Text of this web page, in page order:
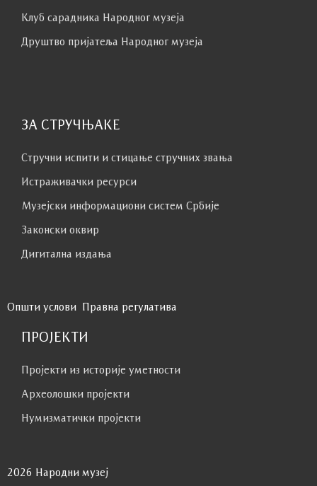
Клуб сaрaдникa Народног музеја
Друштво пријатеља Народног музеја
ЗА СТРУЧЊАКЕ
Стручни испити и стицање стручних звања
Истраживачки ресурси
Музејски информациони систем Србије
Законски оквир
Дигитална издања
Општи услови Правна регулатива
ПРОЈЕКТИ
Пројекти из историје уметности
Археолошки пројекти
Нумизматички пројекти
2026 Народни музеј